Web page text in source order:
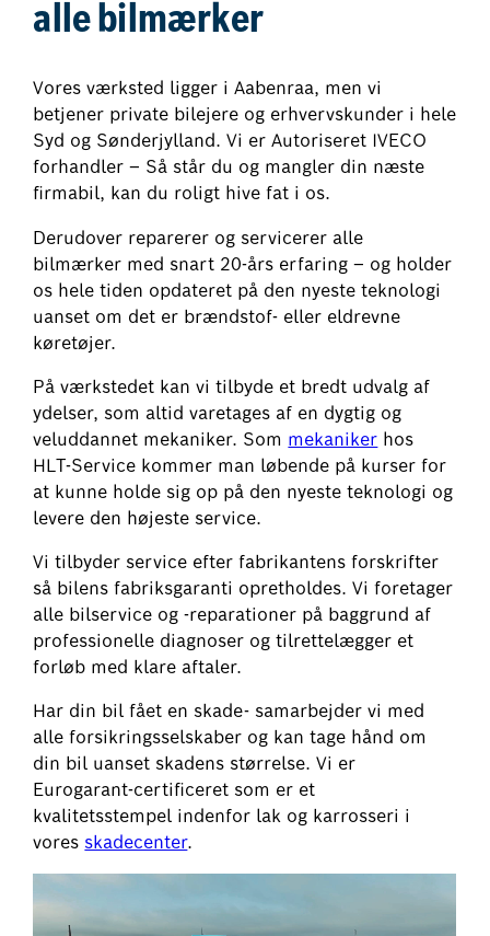
alle bilmærker
Vores værksted ligger i Aabenraa, men vi
betjener private bilejere og erhvervskunder i hele
Syd og Sønderjylland. Vi er Autoriseret IVECO
forhandler – Så står du og mangler din næste
firmabil, kan du roligt hive fat i os.​
​Derudover reparerer og servicerer alle
bilmærker med snart 20-års erfaring – og holder
os hele tiden opdateret på den nyeste teknologi
uanset om det er brændstof- eller eldrevne
køretøjer.​
På værkstedet kan vi tilbyde et bredt udvalg af
ydelser, som altid varetages af en dygtig og
veluddannet mekaniker. Som mekaniker hos
HLT-Service kommer man løbende på kurser for
at kunne holde sig op på den nyeste teknologi og
levere den højeste service.
​Vi tilbyder service efter fabrikantens forskrifter
så bilens fabriksgaranti opretholdes. Vi foretager
alle bilservice og -reparationer på baggrund af
professionelle diagnoser og tilrettelægger et
forløb med klare aftaler.
​Har din bil fået en skade- samarbejder vi med
alle forsikringsselskaber og kan tage hånd om
din bil uanset skadens størrelse. Vi er
Eurogarant-certificeret som er et
kvalitetsstempel indenfor lak og karrosseri i
vores skadecenter.